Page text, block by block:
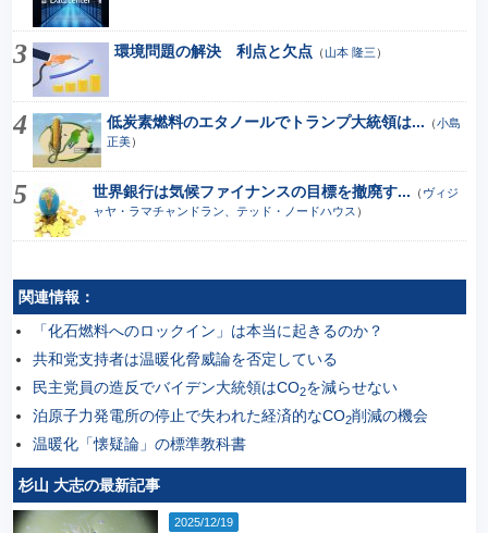
環境問題の解決 利点と欠点 （山本 隆三 ）
低炭素燃料のエタノールでトランプ大統領は... （小島
正美）
世界銀行は気候ファイナンスの目標を撤廃す... （ ヴィジ
ャヤ・ラマチャンドラン、テッド・ノードハウス ）
関連情報：
「化石燃料へのロックイン」は本当に起きるのか？
共和党支持者は温暖化脅威論を否定している
民主党員の造反でバイデン大統領はCO2を減らせない
泊原子力発電所の停止で失われた経済的なCO2削減の機会
温暖化「懐疑論」の標準教科書
杉山 大志の最新記事
2025/12/19